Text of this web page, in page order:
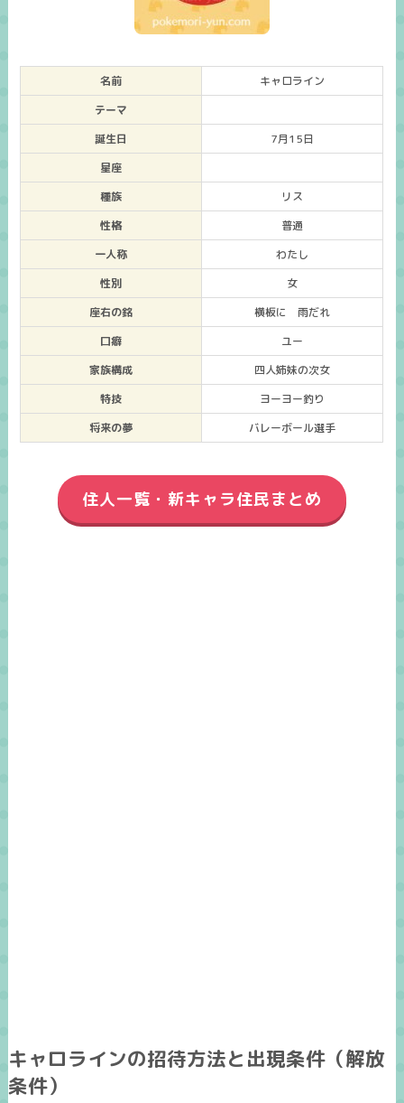
名前
キャロライン
テーマ
誕生日
7月15日
星座
種族
リス
性格
普通
一人称
わたし
性別
女
座右の銘
横板に 雨だれ
口癖
ユー
家族構成
四人姉妹の次女
特技
ヨーヨー釣り
将来の夢
バレーボール選手
住人一覧・新キャラ住民まとめ
キャロラインの招待方法と出現条件（解放
条件）